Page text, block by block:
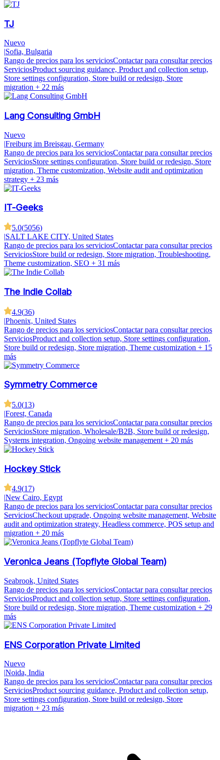
TJ
Nuevo
|Sofia, Bulgaria
Rango de precios para los serviciosContactar para consultar precios
ServiciosProduct sourcing guidance, Product and collection setup,
Store settings configuration, Store build or redesign, Store
migration + 22 más
Lang Consulting GmbH
Nuevo
|Freiburg im Breisgau, Germany
Rango de precios para los serviciosContactar para consultar precios
ServiciosStore settings configuration, Store build or redesign, Store
migration, Theme customization, Website audit and optimization
strategy + 23 más
IT-Geeks
5.0(5056)
|SALT LAKE CITY, United States
Rango de precios para los serviciosContactar para consultar precios
ServiciosStore build or redesign, Store migration, Troubleshooting,
Theme customization, SEO + 31 más
The Indie Collab
4.9(36)
|Phoenix, United States
Rango de precios para los serviciosContactar para consultar precios
ServiciosProduct and collection setup, Store settings configuration,
Store build or redesign, Store migration, Theme customization + 15
más
Symmetry Commerce
5.0(13)
|Forest, Canada
Rango de precios para los serviciosContactar para consultar precios
ServiciosStore migration, Wholesale/B2B, Store build or redesign,
Systems integration, Ongoing website management + 20 más
Hockey Stick
4.9(17)
|New Cairo, Egypt
Rango de precios para los serviciosContactar para consultar precios
ServiciosCheckout upgrade, Ongoing website management, Website
audit and optimization strategy, Headless commerce, POS setup and
migration + 20 más
Veronica Jeans (Topflyte Global Team)
Seabrook, United States
Rango de precios para los serviciosContactar para consultar precios
ServiciosProduct and collection setup, Store settings configuration,
Store build or redesign, Store migration, Theme customization + 29
más
ENS Corporation Private Limited
Nuevo
|Noida, India
Rango de precios para los serviciosContactar para consultar precios
ServiciosProduct sourcing guidance, Product and collection setup,
Store settings configuration, Store build or redesign, Store
migration + 23 más